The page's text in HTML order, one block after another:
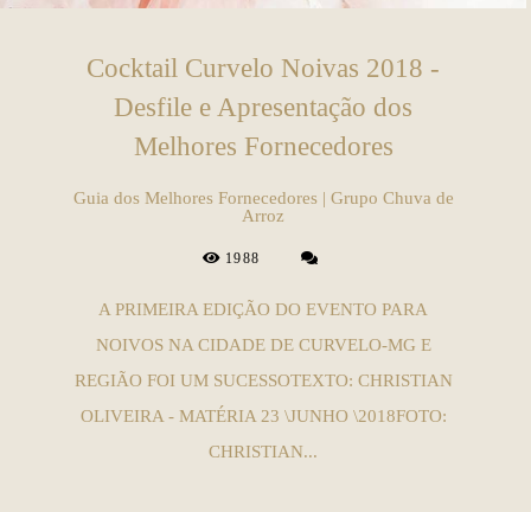
Cocktail Curvelo Noivas 2018 -
Desfile e Apresentação dos
Melhores Fornecedores
Guia dos Melhores Fornecedores | Grupo Chuva de
Arroz
1988
A PRIMEIRA EDIÇÃO DO EVENTO PARA
NOIVOS NA CIDADE DE CURVELO-MG E
REGIÃO FOI UM SUCESSOTEXTO: CHRISTIAN
OLIVEIRA - MATÉRIA 23 \JUNHO \2018FOTO:
CHRISTIAN...